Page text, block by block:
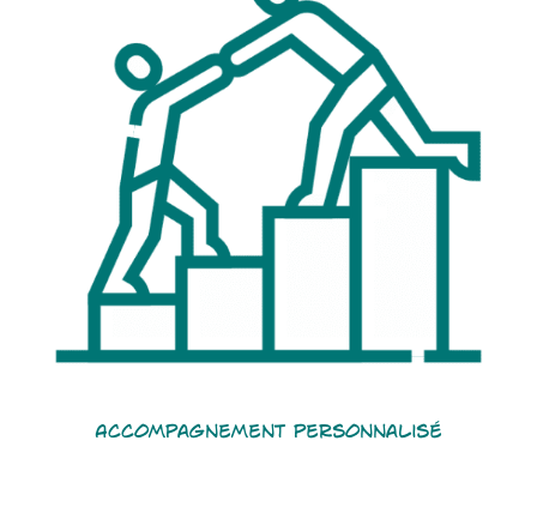
Accompagnement personnalisé